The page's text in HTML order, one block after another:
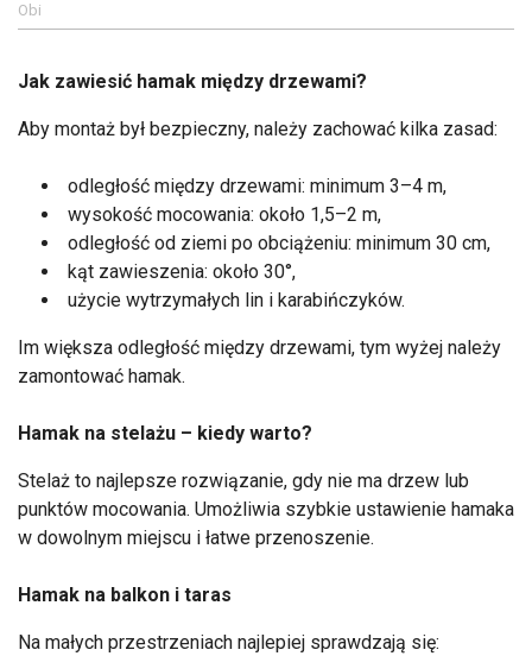
Obi
Jak zawiesić hamak między drzewami?
Aby montaż był bezpieczny, należy zachować kilka zasad:
odległość między drzewami: minimum 3–4 m,
wysokość mocowania: około 1,5–2 m,
odległość od ziemi po obciążeniu: minimum 30 cm,
kąt zawieszenia: około 30°,
użycie wytrzymałych lin i karabińczyków.
Im większa odległość między drzewami, tym wyżej należy
zamontować hamak.
Hamak na stelażu – kiedy warto?
Stelaż to najlepsze rozwiązanie, gdy nie ma drzew lub
punktów mocowania. Umożliwia szybkie ustawienie hamaka
w dowolnym miejscu i łatwe przenoszenie.
Hamak na balkon i taras
Na małych przestrzeniach najlepiej sprawdzają się: